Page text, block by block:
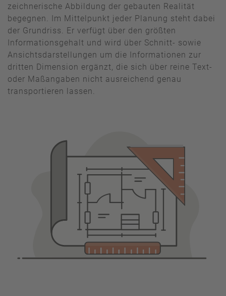
zeichnerische Abbildung der gebauten Realität
begegnen. Im Mittelpunkt jeder Planung steht dabei
der Grundriss. Er verfügt über den größten
Informationsgehalt und wird über Schnitt- sowie
Ansichtsdarstellungen um die Informationen zur
dritten Dimension ergänzt, die sich über reine Text-
oder Maßangaben nicht ausreichend genau
transportieren lassen.